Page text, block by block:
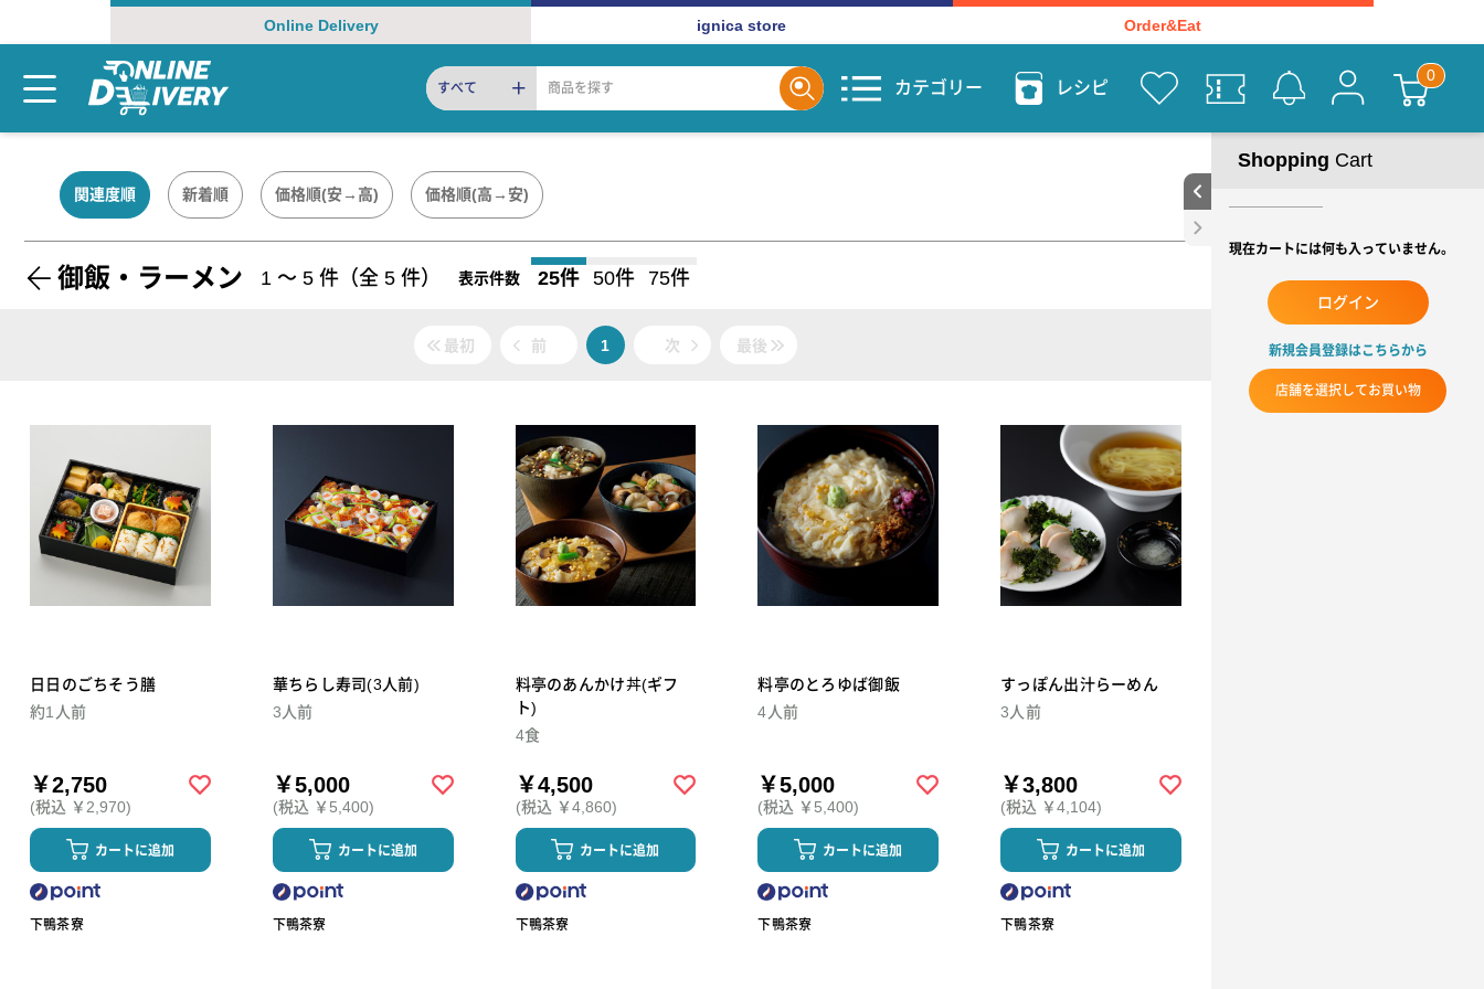
Online Delivery ignica store Order&Eat
すべて カテゴリー レシピ
関連度順 新着順 価格順(安→高) 価格順(高→安)
御飯・ラーメン 1 〜 5 件（全 5 件） 表示件数 25件 50件 75件
最初 前 1 次 最後
日日のごちそう膳
約1人前
￥2,750
(税込 ￥2,970)
カートに追加
下鴨茶寮
華ちらし寿司(3人前)
3人前
￥5,000
(税込 ￥5,400)
カートに追加
下鴨茶寮
料亭のあんかけ丼(ギフ
ト)
4食
￥4,500
(税込 ￥4,860)
カートに追加
下鴨茶寮
料亭のとろゆば御飯
4人前
￥5,000
(税込 ￥5,400)
カートに追加
下鴨茶寮
すっぽん出汁らーめん
3人前
￥3,800
(税込 ￥4,104)
カートに追加
下鴨茶寮
Shopping Cart
現在カートには何も入っていません。
ログイン
新規会員登録はこちらから
店舗を選択してお買い物